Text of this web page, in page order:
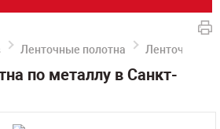
Ленточные полотна Ленточные
по металлу в Санкт-